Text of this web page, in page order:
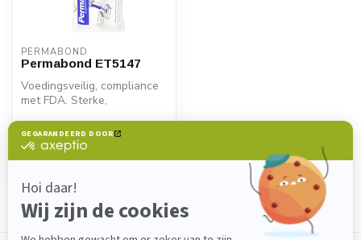
PERMABOND
Permabond ET5147
Voedingsveilig, compliance
met FDA. Sterke,
epoxylijm voor me...
€31,40
Op voorraad
Toon